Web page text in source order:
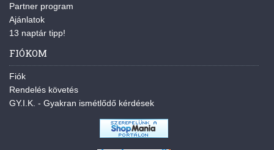
Partner program
Ajánlatok
13 naptár tipp!
FIÓKOM
Fiók
Rendelés követés
GY.I.K. - Gyakran ismétlődő kérdések